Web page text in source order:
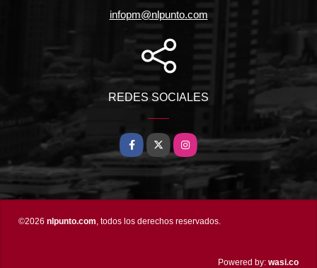
infopm@nlpunto.com
REDES SOCIALES
Facebook
X Instagram
©2026 nlpunto.com, todos los derechos reservados.
Powered by: wasi.co